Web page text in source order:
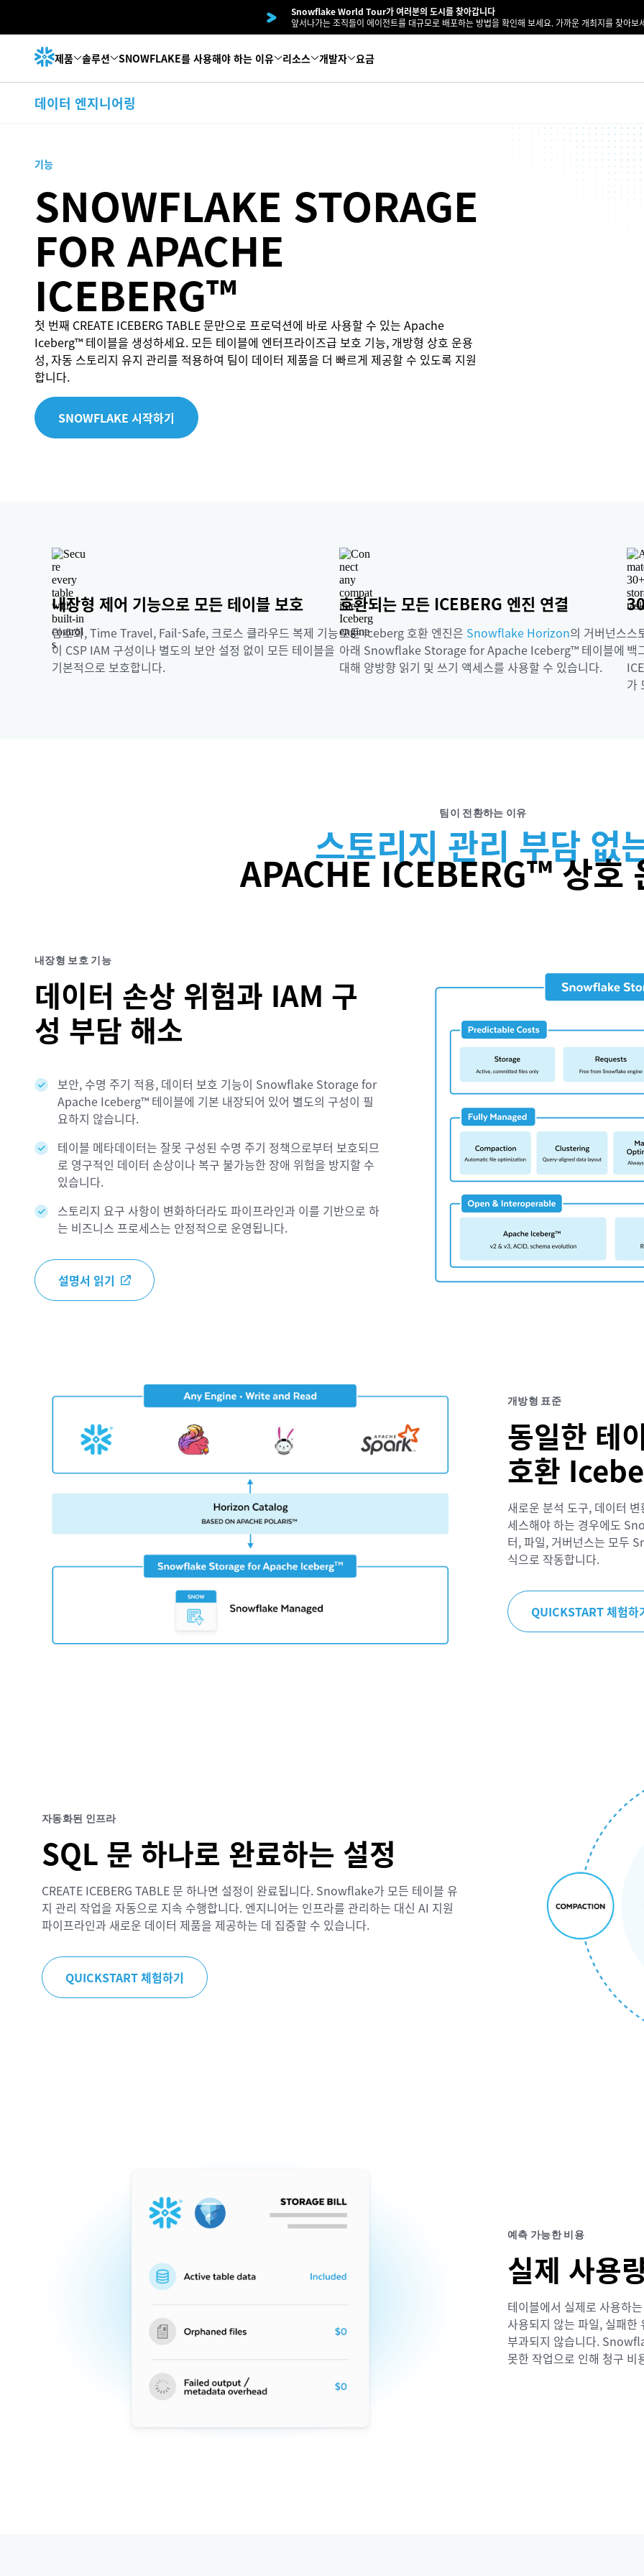
Snowflake World Tour가 여러분의 도시를 찾아갑니다
앞서나가는 조직들이 에이전트를 대규모로 배포하는 방법을 확인해 보세요. 가까운 개최지를 찾아보
제품 솔루션 SNOWFLAKE를 사용해야 하는 이유 리소스 개발자 요금
데이터 엔지니어링
기능
SNOWFLAKE STORAGE
FOR APACHE
ICEBERG™
첫 번째 CREATE ICEBERG TABLE 문만으로 프로덕션에 바로 사용할 수 있는 Apache
Iceberg™ 테이블을 생성하세요. 모든 테이블에 엔터프라이즈급 보호 기능, 개방형 상호 운용
성, 자동 스토리지 유지 관리를 적용하여 팀이 데이터 제품을 더 빠르게 제공할 수 있도록 지원
합니다.
SNOWFLAKE 시작하기
내장형 제어 기능으로 모든 테이블 보호
암호화, Time Travel, Fail-Safe, 크로스 클라우드 복제 기능
이 CSP IAM 구성이나 별도의 보안 설정 없이 모든 테이블을
기본적으로 보호합니다.
호환되는 모든 ICEBERG 엔진 연결
모든 Iceberg 호환 엔진은 Snowflake Horizon의 거버넌스
아래 Snowflake Storage for Apache Iceberg™ 테이블에
대해 양방향 읽기 및 쓰기 액세스를 사용할 수 있습니다.
스
백
가
팀이 전환하는 이유
스토리지 관리 부담 없
APACHE ICEBERG™ 상호
내장형 보호 기능
데이터 손상 위험과 IAM 구
성 부담 해소
보안, 수명 주기 적용, 데이터 보호 기능이 Snowflake Storage for
Apache Iceberg™ 테이블에 기본 내장되어 있어 별도의 구성이 필
요하지 않습니다.
테이블 메타데이터는 잘못 구성된 수명 주기 정책으로부터 보호되므
로 영구적인 데이터 손상이나 복구 불가능한 장애 위험을 방지할 수
있습니다.
스토리지 요구 사항이 변화하더라도 파이프라인과 이를 기반으로 하
는 비즈니스 프로세스는 안정적으로 운영됩니다.
설명서 읽기
개방형 표준
동일한 테
호환
새로운 분석 도구, 데이터
세스해야 하는 경우에도
터, 파일, 거버넌스는 모두
식으로 작동합니다.
QUICKSTART 체험하
자동화된 인프라
SQL 문 하나로 완료하는 설정
CREATE ICEBERG TABLE 문 하나면 설정이 완료됩니다. Snowflake가 모든 테이블 유
지 관리 작업을 자동으로 지속 수행합니다. 엔지니어는 인프라를 관리하는 대신 AI 지원
파이프라인과 새로운 데이터 제품을 제공하는 데 집중할 수 있습니다.
QUICKSTART 체험하기
예측 가능한 비용
실제 사용
테이블에서 실제로 사용하
사용되지 않는 파일, 실패
부과되지 않습니다.
못한 작업으로 인해 청구 비